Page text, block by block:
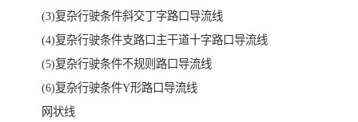
(3)复杂行驶条件斜交丁字路口导流线
(4)复杂行驶条件支路口主干道十字路口导流线
(5)复杂行驶条件不规则路口导流线
(6)复杂行驶条件Y形路口导流线
网状线